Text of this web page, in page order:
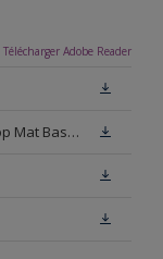
Télécharger Adobe Reader
Fiche de données de sécurité Alphatop Mat Base W05